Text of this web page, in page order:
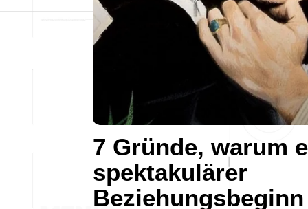
7 Gründe, warum
spektakulärer
Beziehungsbeginn